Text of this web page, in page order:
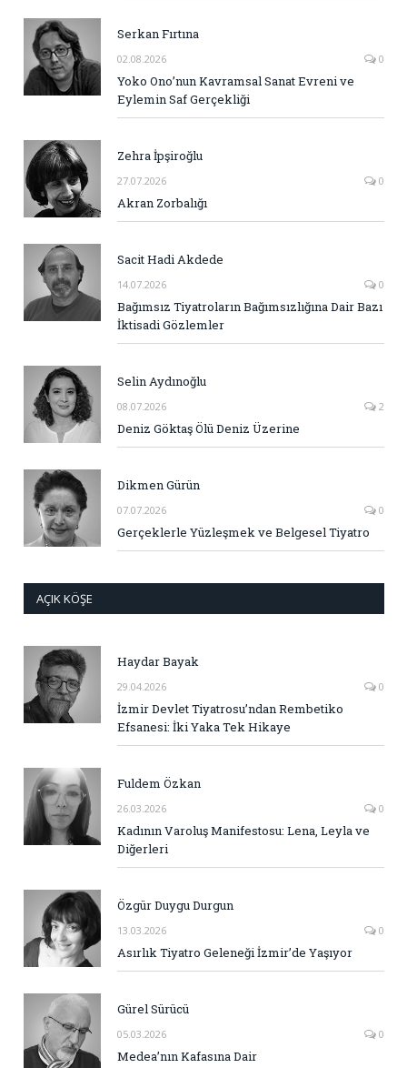
Serkan Fırtına
02.08.2026 0
Yoko Ono’nun Kavramsal Sanat Evreni ve
Eylemin Saf Gerçekliği
Zehra İpşiroğlu
27.07.2026 0
Akran Zorbalığı
Sacit Hadi Akdede
14.07.2026 0
Bağımsız Tiyatroların Bağımsızlığına Dair Bazı
İktisadi Gözlemler
Selin Aydınoğlu
08.07.2026 2
Deniz Göktaş Ölü Deniz Üzerine
Dikmen Gürün
07.07.2026 0
Gerçeklerle Yüzleşmek ve Belgesel Tiyatro
AÇIK KÖŞE
Haydar Bayak
29.04.2026 0
İzmir Devlet Tiyatrosu’ndan Rembetiko
Efsanesi: İki Yaka Tek Hikaye
Fuldem Özkan
26.03.2026 0
Kadının Varoluş Manifestosu: Lena, Leyla ve
Diğerleri
Özgür Duygu Durgun
13.03.2026 0
Asırlık Tiyatro Geleneği İzmir’de Yaşıyor
Gürel Sürücü
05.03.2026 0
Medea’nın Kafasına Dair